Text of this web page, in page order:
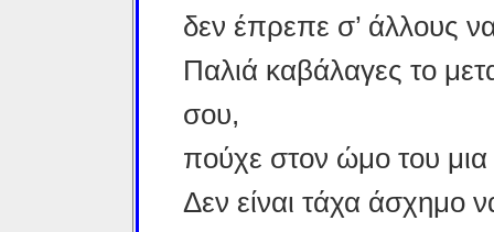
δεν έπρεπε σ’ άλλους
Παλιά καβάλαγες το
σου,
πούχε στον ώμο του μια
Δεν είναι τάχα άσχημο